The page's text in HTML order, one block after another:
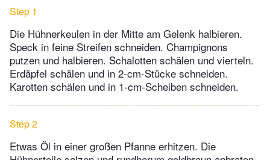
Step 1
Die Hühnerkeulen in der Mitte am Gelenk halbieren.
Speck in feine Streifen schneiden. Champignons
putzen und halbieren. Schalotten schälen und vierteln.
Erdäpfel schälen und in 2-cm-Stücke schneiden.
Karotten schälen und in 1-cm-Scheiben schneiden.
Step 2
Etwas Öl in einer großen Pfanne erhitzen. Die